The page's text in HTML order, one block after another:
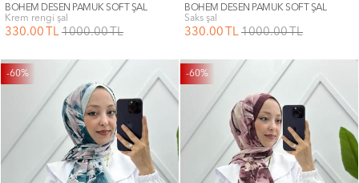
BOHEM DESEN PAMUK SOFT ŞAL
krem rengi şal
330.00 TL 1000.00TL
BOHEM DESEN PAMUK SOFT ŞAL
saks şal
330.00 TL 1000.00TL
-60% -60%